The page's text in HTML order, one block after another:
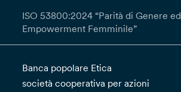
ISO 53800:2024 “Parità di Genere ed
Empowerment Femminile”
Banca popolare Etica
società cooperativa per azioni